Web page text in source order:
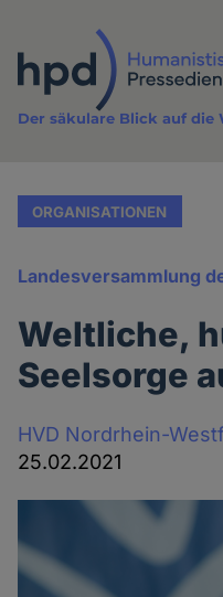
Inhalt
Der säkulare Blick auf die
ORGANISATIONEN
Landesversammlung
Weltliche,
Seelsorge
HVD Nordrhein-
25.02.2021